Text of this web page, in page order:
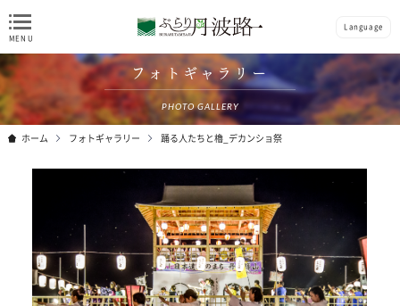
Language
フォトギャラリー
PHOTO GALLERY
ホーム フォトギャラリー 踊る人たちと櫓_デカンショ祭